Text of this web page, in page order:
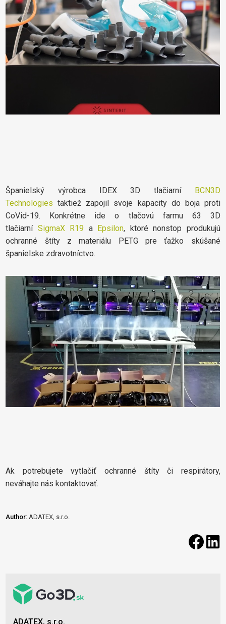
Španielský výrobca IDEX 3D tlačiarní BCN3D
Technologies taktiež zapojil svoje kapacity do boja proti
CoVid-19. Konkrétne ide o tlačovú farmu 63 3D
tlačiarní SigmaX R19 a Epsilon, ktoré nonstop produkujú
ochranné štíty z materiálu PETG pre ťažko skúšané
španielske zdravotníctvo.
Ak potrebujete vytlačiť ochranné štíty či respirátory,
neváhajte nás kontaktovať.
Author: ADATEX, s.r.o.
ADATEX, s.r.o.